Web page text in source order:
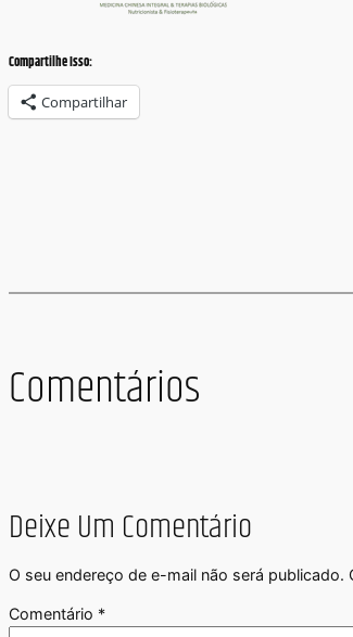
Compartilhe Isso:
Compartilhar
Comentários
Deixe Um Comentário
O seu endereço de e-mail não será publicado.
Comentário *